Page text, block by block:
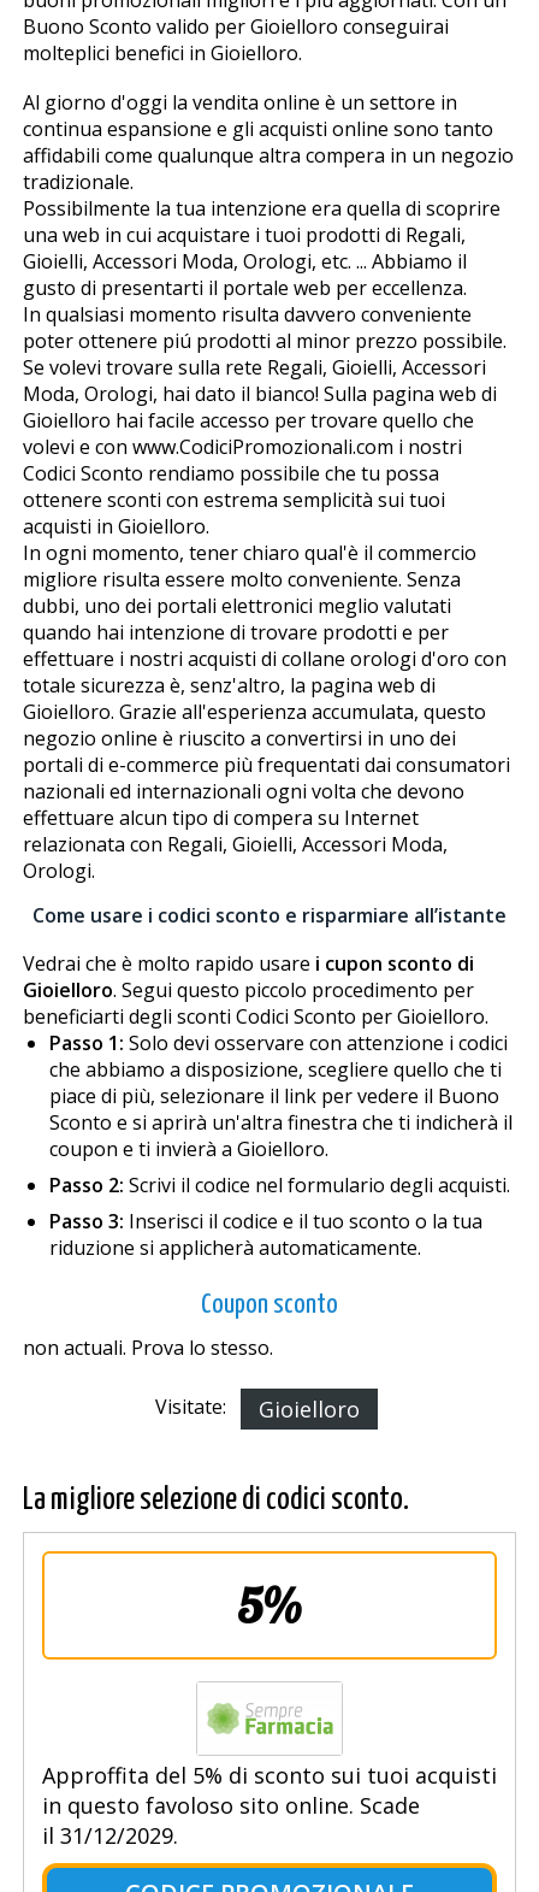
Buono Sconto valido per Gioielloro conseguirai
molteplici benefici in Gioielloro.
Al giorno d'oggi la vendita online è un settore in
continua espansione e gli acquisti online sono tanto
affidabili come qualunque altra compera in un negozio
tradizionale.
Possibilmente la tua intenzione era quella di scoprire
una web in cui acquistare i tuoi prodotti di Regali,
Gioielli, Accessori Moda, Orologi, etc. ... Abbiamo il
gusto di presentarti il portale web per eccellenza.
In qualsiasi momento risulta davvero conveniente
poter ottenere piú prodotti al minor prezzo possibile.
Se volevi trovare sulla rete Regali, Gioielli, Accessori
Moda, Orologi, hai dato il bianco! Sulla pagina web di
Gioielloro hai facile accesso per trovare quello che
volevi e con www.CodiciPromozionali.com i nostri
Codici Sconto rendiamo possibile che tu possa
ottenere sconti con estrema semplicità sui tuoi
acquisti in Gioielloro.
In ogni momento, tener chiaro qual'è il commercio
migliore risulta essere molto conveniente. Senza
dubbi, uno dei portali elettronici meglio valutati
quando hai intenzione di trovare prodotti e per
effettuare i nostri acquisti di collane orologi d'oro con
totale sicurezza è, senz'altro, la pagina web di
Gioielloro. Grazie all'esperienza accumulata, questo
negozio online è riuscito a convertirsi in uno dei
portali di e-commerce più frequentati dai consumatori
nazionali ed internazionali ogni volta che devono
effettuare alcun tipo di compera su Internet
relazionata con Regali, Gioielli, Accessori Moda,
Orologi.
Come usare i codici sconto e risparmiare all’istante
Vedrai che è molto rapido usare i cupon sconto di
Gioielloro. Segui questo piccolo procedimento per
beneficiarti degli sconti Codici Sconto per Gioielloro.
Passo 1: Solo devi osservare con attenzione i codici
che abbiamo a disposizione, scegliere quello che ti
piace di più, selezionare il link per vedere il Buono
Sconto e si aprirà un'altra finestra che ti indicherà il
coupon e ti invierà a Gioielloro.
Passo 2: Scrivi il codice nel formulario degli acquisti.
Passo 3: Inserisci il codice e il tuo sconto o la tua
riduzione si applicherà automaticamente.
Coupon sconto
non actuali. Prova lo stesso.
Visitate: Gioielloro
La migliore selezione di codici sconto.
5%
Approffita del 5% di sconto sui tuoi acquisti
in questo favoloso sito online. Scade
il 31/12/2029.